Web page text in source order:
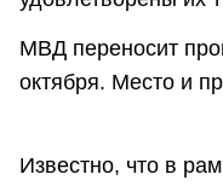
МВД переносит
октября. Место и
Известно, что в